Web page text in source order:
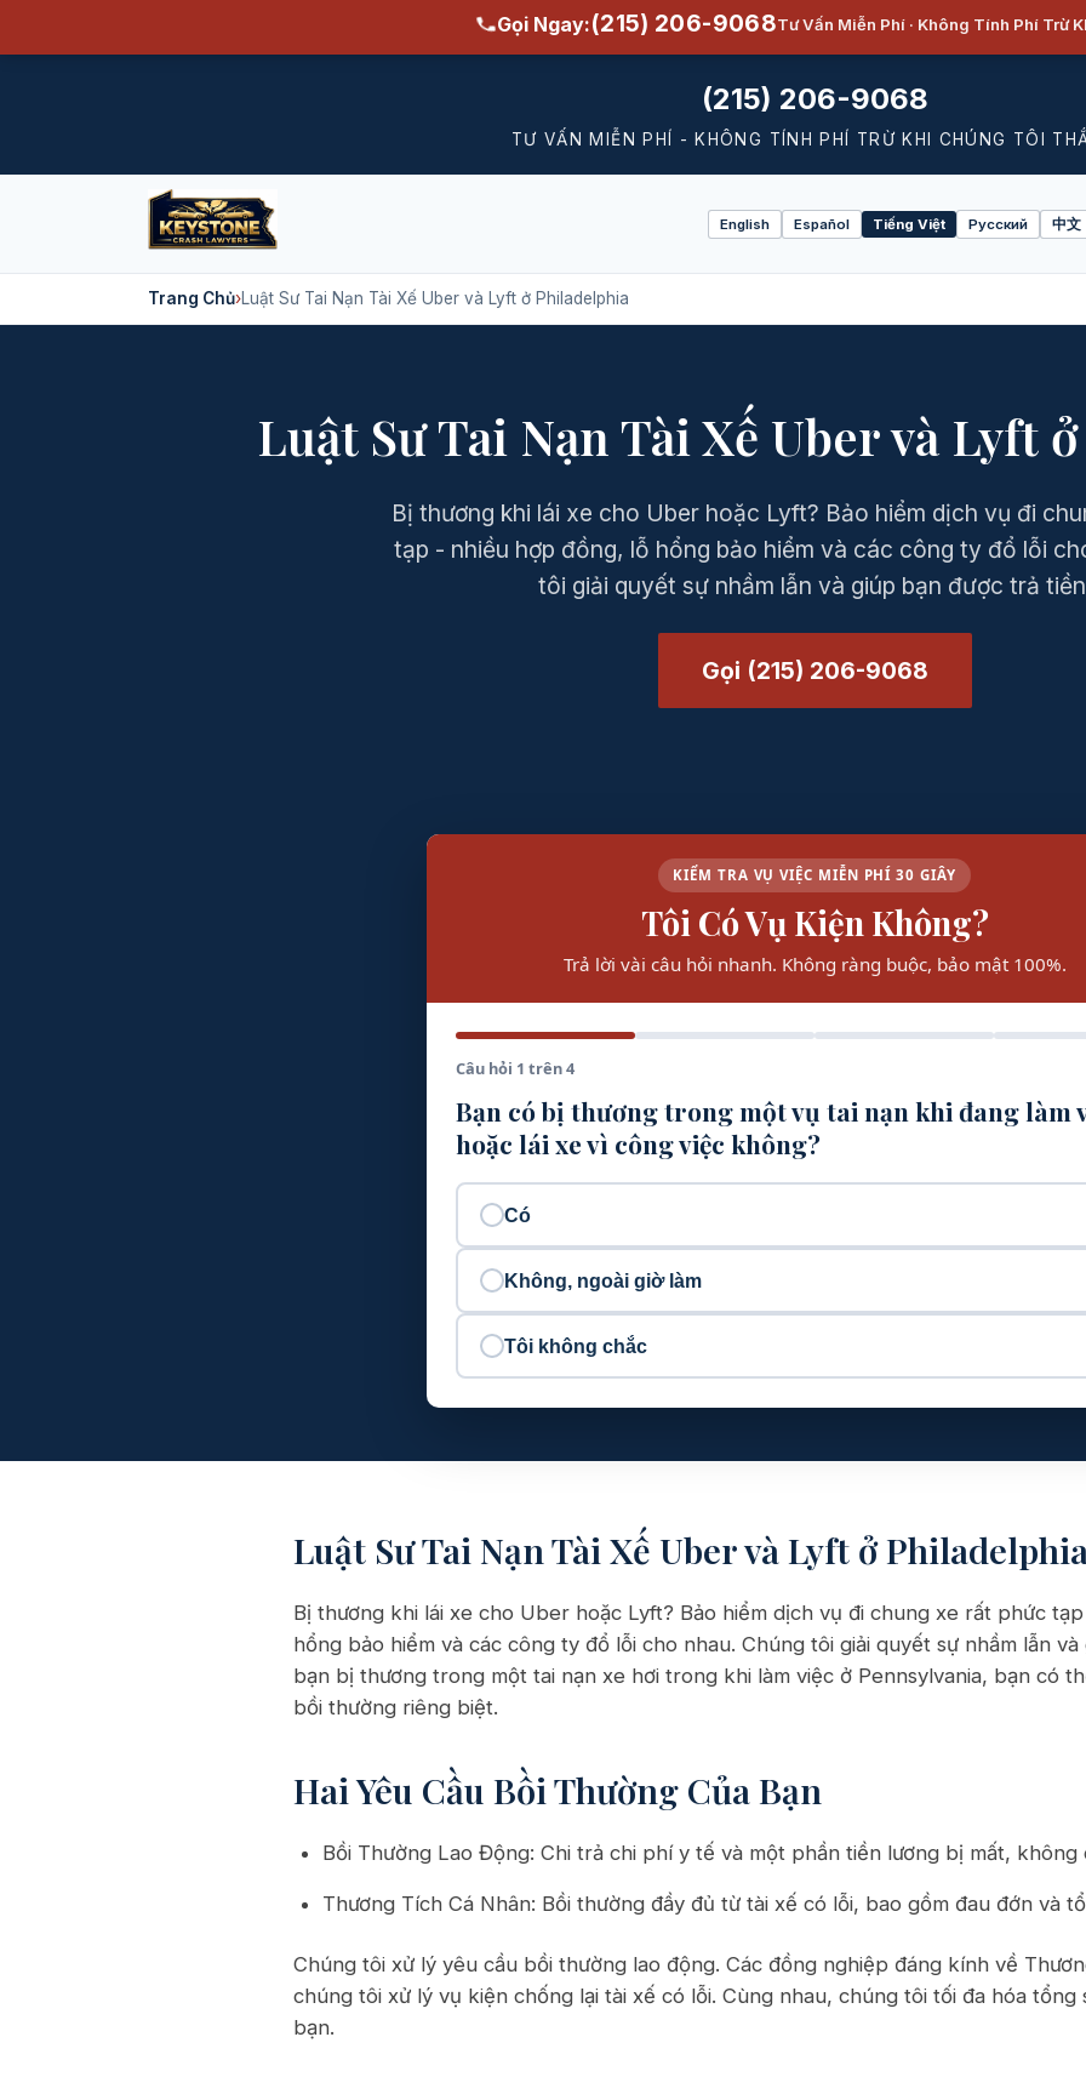
Gọi Ngay:(215) 206-9068Tư Vấn Miễn Phí · Không Tính Phí Trừ
(215) 206-9068
TƯ VẤN MIỄN PHÍ - KHÔNG TÍNH PHÍ TRỪ KHI CHÚNG TÔI
Select
language
English Español Tiếng Việt Русский 中文
Trang Chủ›Luật Sư Tai Nạn Tài Xế Uber và Lyft ở Philadelphia
Luật Sư Tai Nạn Tài Xế Uber và Lyft
Bị thương khi lái xe cho Uber hoặc Lyft? Bảo hiểm dịch vụ đi
tạp - nhiều hợp đồng, lỗ hổng bảo hiểm và các công ty đổ lỗi
tôi giải quyết sự nhầm lẫn và giúp bạn được trả
Gọi (215) 206-9068
KIỂM TRA VỤ VIỆC MIỄN PHÍ 30 GIÂY
Tôi Có Vụ Kiện Không?
Trả lời vài câu hỏi nhanh. Không ràng buộc, bảo mật 100%.
Câu hỏi 1 trên 4
Bạn có bị thương trong một vụ tai nạn khi đang làm
hoặc lái xe vì công việc không?
Có
Không, ngoài giờ làm
Tôi không chắc
Luật Sư Tai Nạn Tài Xế Uber và Lyft ở
Bị thương khi lái xe cho Uber hoặc Lyft? Bảo hiểm dịch vụ đi chung xe rất phức
hổng bảo hiểm và các công ty đổ lỗi cho nhau. Chúng tôi giải quyết sự nhầm lẫn
bạn bị thương trong một tai nạn xe hơi trong khi làm việc ở Pennsylvania, bạn có
bồi thường riêng biệt.
Hai Yêu Cầu Bồi Thường Của Bạn
Bồi Thường Lao Động: Chi trả chi phí y tế và một phần tiền lương bị mất, không
Thương Tích Cá Nhân: Bồi thường đầy đủ từ tài xế có lỗi, bao gồm đau đớn và
Chúng tôi xử lý yêu cầu bồi thường lao động. Các đồng nghiệp đáng kính về
chúng tôi xử lý vụ kiện chống lại tài xế có lỗi. Cùng nhau, chúng tôi tối đa hóa
bạn.